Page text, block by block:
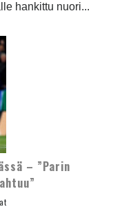
hankittu nuori...
– ”Parin